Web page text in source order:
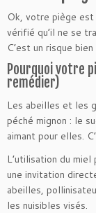
Ok, votre piège
vérifié qu’il ne se
C’est un risque
Pourquoi votre
remédier)
Les abeilles et les
péché mignon : le
aimant pour elles.
L’utilisation du
une invitation
abeilles,
les nuisibles visés.